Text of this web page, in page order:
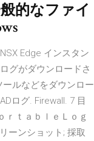
的なファイ
Edge インスタン
グがダウンロードさ
ルなどをダウンロー
ログ. Firewall. 7 目
ｒｔａｂｌｅＬｏｇ
ーンショット; 採取